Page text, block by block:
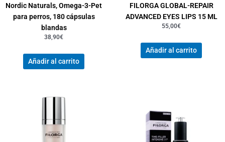
Nordic Naturals, Omega-3-Pet
para perros, 180 cápsulas
blandas
38,90€
Añadir al carrito
FILORGA GLOBAL-REPAIR
ADVANCED EYES LIPS 15 ML
55,00€
Añadir al carrito